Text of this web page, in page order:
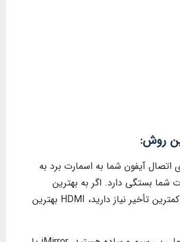
روش:
اتصال آیفون شما به اسمارت برد به
شما بستگی دارد. اگر به بهترین
کیفیت تصویر و کمترین تأخیر نیاز دارید، HDMI بهترین